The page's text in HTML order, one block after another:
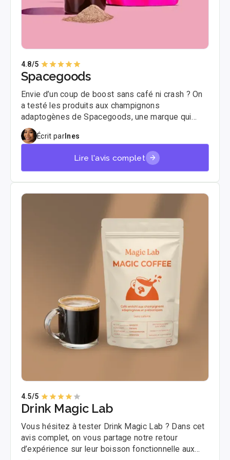
4.8/5
Spacegoods
Envie d’un coup de boost sans café ni crash ? On
a testé les produits aux champignons
adaptogènes de Spacegoods, une marque qui
bouscule les codes avec ses mélanges futuristes
et ses couleurs flashy. Voici notre avis complet.
Écrit parInes
Lire l'avis complet
4.5/5
Drink Magic Lab
Vous hésitez à tester Drink Magic Lab ? Dans cet
avis complet, on vous partage notre retour
d’expérience sur leur boisson fonctionnelle aux